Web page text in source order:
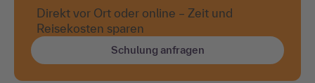
Direkt vor Ort oder online – Zeit und
Reisekosten sparen
Schulung anfragen